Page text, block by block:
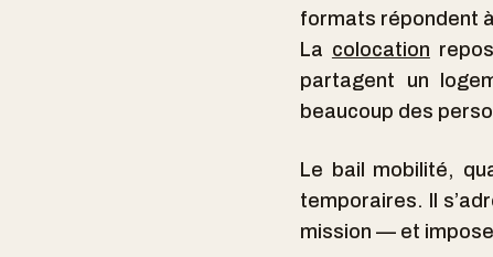
formats répondent
La colocation
partagent un
beaucoup des
Le bail mobilité,
temporaires. Il
mission — et